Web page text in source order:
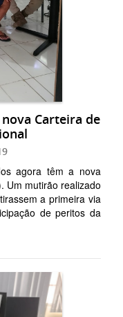
Carteira de
agora têm a nova
Um mutirão realizado
a primeira via
de peritos da